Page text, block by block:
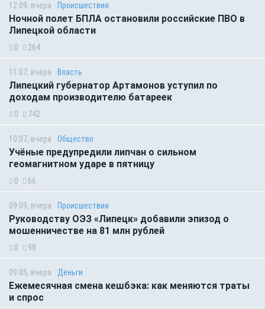
12:09, вчера Происшествия
Ночной полет БПЛА остановили российские ПВО в
Липецкой области
0 264
11:07, вчера Власть
Липецкий губернатор Артамонов уступил по
доходам производителю батареек
0 742
10:07, вчера Общество
Учёные предупредили липчан о сильном
геомагнитном ударе в пятницу
0 66
09:09, вчера Происшествия
Руководству ОЭЗ «Липецк» добавили эпизод о
мошенничестве на 81 млн рублей
0 98
09:05, вчера Деньги
Ежемесячная смена кешбэка: как меняются траты
и спрос